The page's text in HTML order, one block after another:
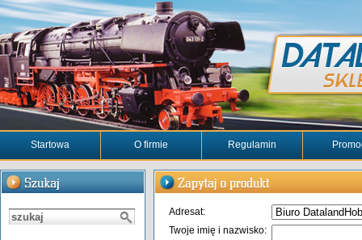
Startowa O firmie Regulamin
Adresat:
Twoje imię i nazwisko: